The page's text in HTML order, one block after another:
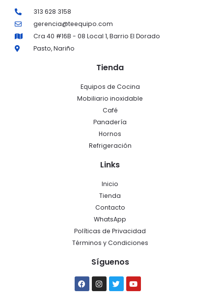
313 628 3158
gerencia@teequipo.com
Cra 40 #16B - 08 Local 1, Barrio El Dorado
Pasto, Nariño
Tienda
Equipos de Cocina
Mobiliario inoxidable
Café
Panadería
Hornos
Refrigeración
Links
Inicio
Tienda
Contacto
WhatsApp
Políticas de Privacidad
Términos y Condiciones
Síguenos
FacebookInstagram
TwitterYoutube